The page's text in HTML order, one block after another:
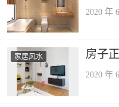
2020 年
家居风水 房子
2020 年